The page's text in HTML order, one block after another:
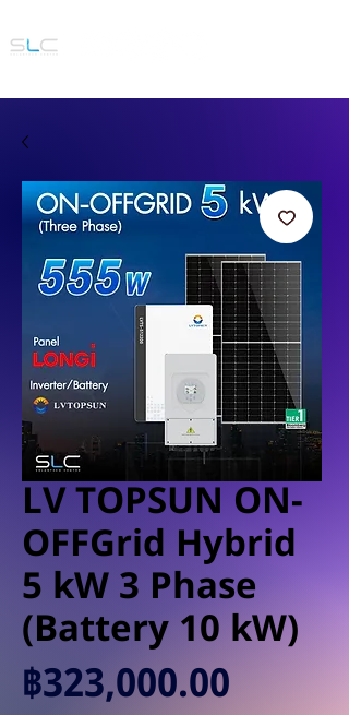
LV TOPSUN ON-
OFFGrid Hybrid
5 kW 3 Phase
(Battery 10 kW)
฿323,000.00